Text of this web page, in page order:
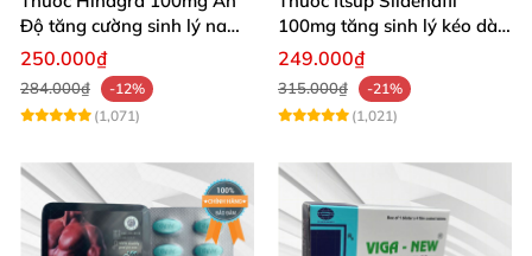
Độ tăng cường sinh lý nam
hindgra-100 chống xts
cương dương
250.000₫
284.000₫
-12%
(1,071)
100mg tăng sinh lý kéo dài
quan hệ nam giới
249.000₫
315.000₫
-21%
(1,021)